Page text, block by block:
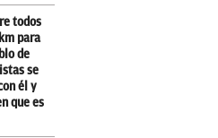
todos
para
de
se
él y
que es